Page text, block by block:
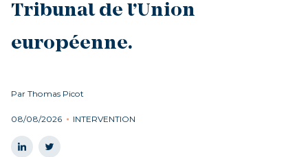
Tribunal de l’Union
européenne.
Par Thomas Picot
08/08/2026 INTERVENTION